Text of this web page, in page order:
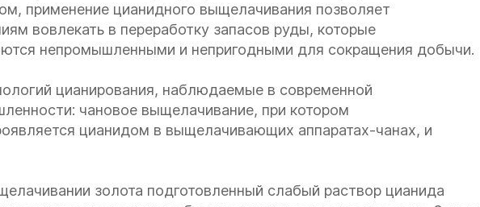
применение цианидного выщелачивания позволяет
вовлекать в переработку запасов руды, которые
непромышленными и непригодными для сокращения добычи.
цианирования, наблюдаемые в современной
чановое выщелачивание, при котором
цианидом в выщелачивающих аппаратах-чанах, и
золота подготовленный слабый раствор цианида